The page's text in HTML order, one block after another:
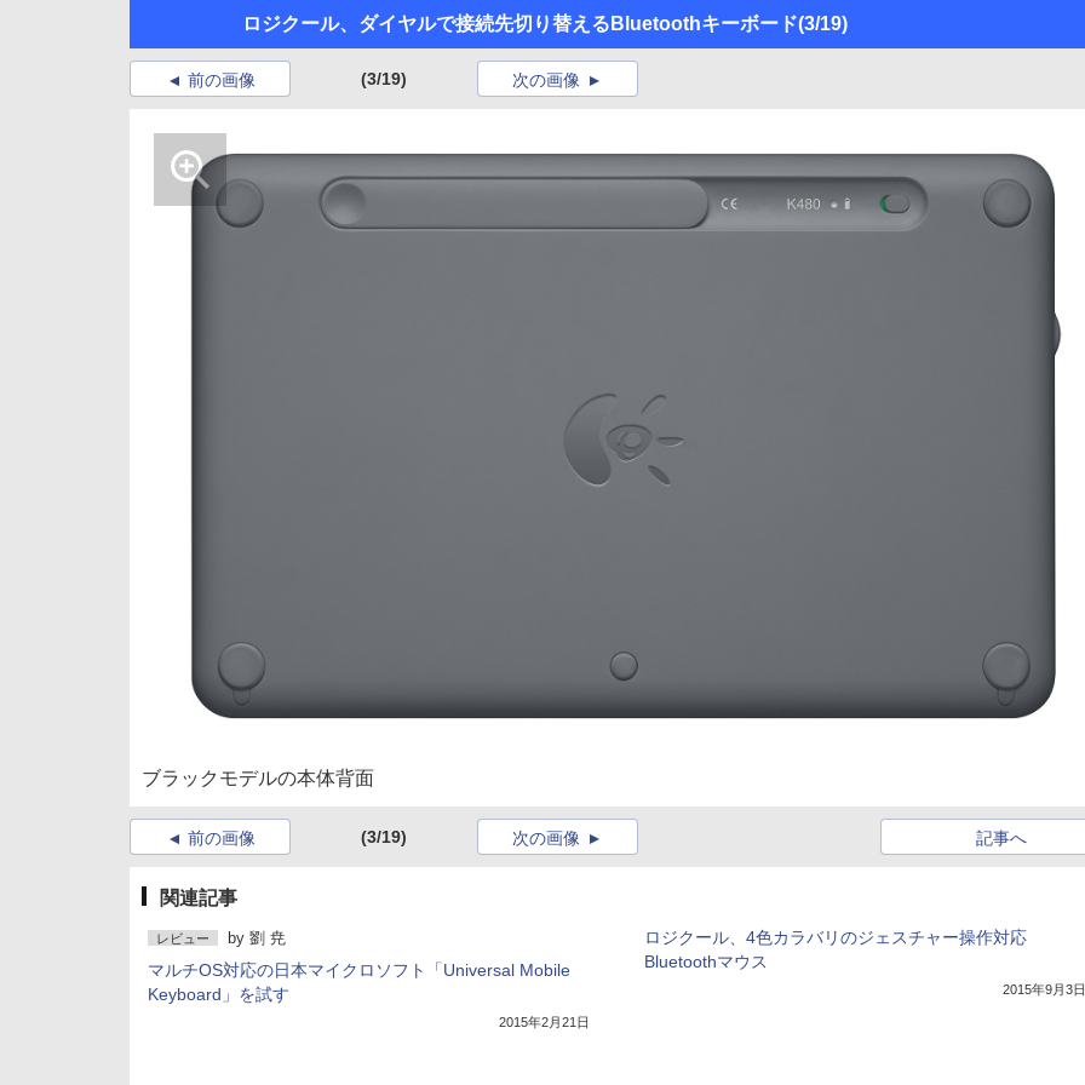
ロジクール、ダイヤルで接続先切り替えるBluetoothキーボード(3/19)
前の画像 (3/19) 次の画像
ブラックモデルの本体背面
前の画像 (3/19) 記事へ
次の画像
関連記事
レビュー by 劉 尭
マルチOS対応の日本マイクロソフト「Universal Mobile
Keyboard」を試す
2015年2月21日
ロジクール、4色カラバリのジェスチャー操作対応
Bluetoothマウス
2015年9月3日